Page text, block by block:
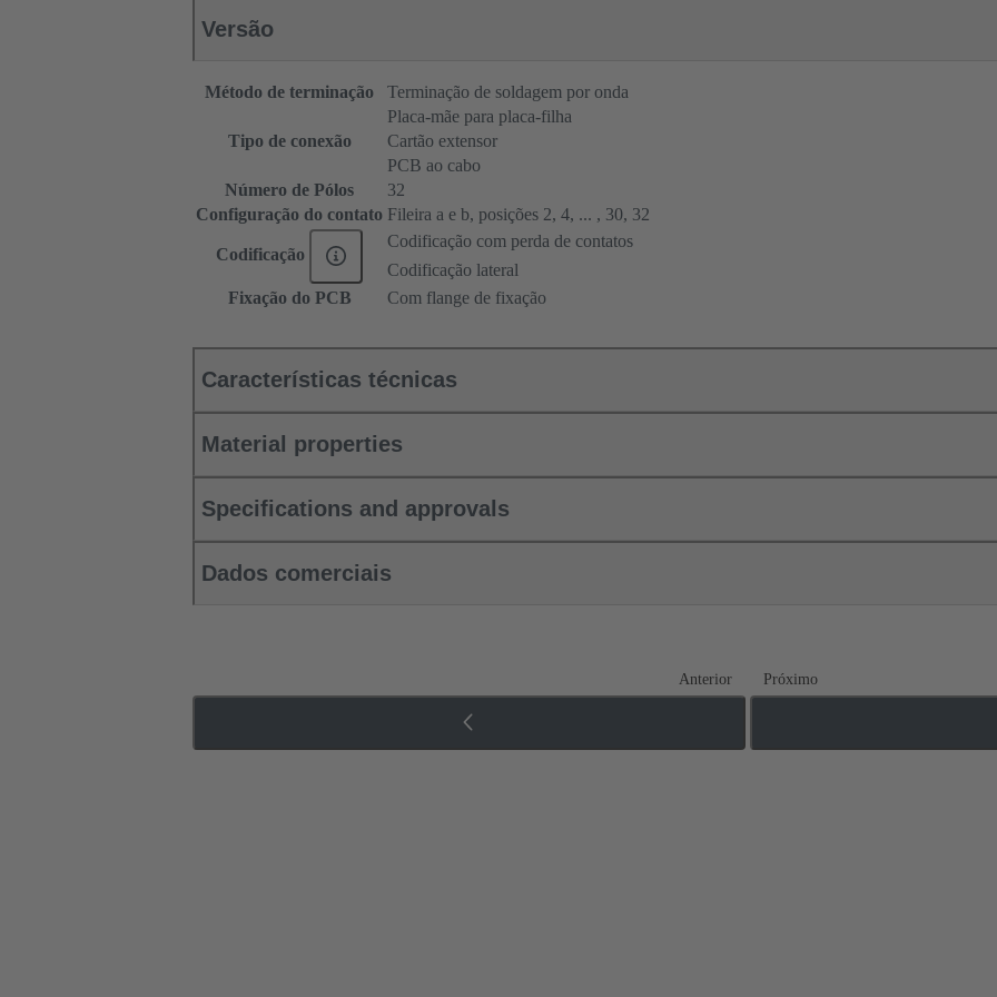
Versão
Método de terminação Terminação de soldagem por onda
Tipo de conexão
Placa-mãe para placa-filha
Cartão extensor
PCB ao cabo
Número de Pólos
32
Configuração do contato Fileira a e b, posições 2, 4, ... , 30, 32
Codificação
Codificação com perda de contatos
Codificação lateral
Fixação do PCB
Com flange de fixação
Características técnicas
Material properties
Specifications and approvals
Dados comerciais
Anterior Próximo